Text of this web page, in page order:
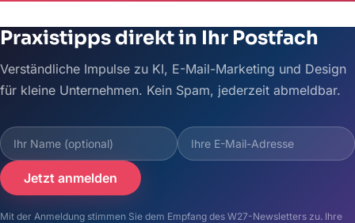
Praxistipps direkt in Ihr Postfach
Verständliche Impulse zu KI, E-Mail-Marketing und Design
für kleine Unternehmen. Kein Spam, jederzeit abmeldbar.
Jetzt anmelden
Mit der Anmeldung stimmen Sie dem Empfang des W27-Newsletters zu. Ihre